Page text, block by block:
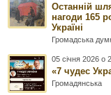
Останній
нагоди 165
Україні
Громадська
05 січня 2026 о
«7 чудес
Громадянська